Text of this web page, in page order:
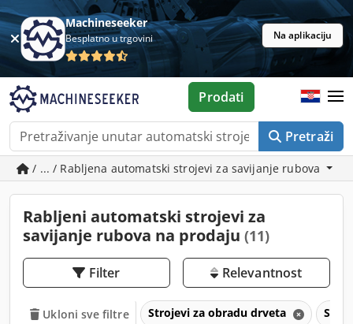
Machineseeker
Besplatno u trgovini Na aplikaciju
Pretraži
Prodati
/ ... / Rabljena automatski strojevi za savijanje rubova
Rabljeni automatski strojevi za
savijanje rubova na prodaju (11)
Filter Relevantnost
Ukloni sve filtre Strojevi za obradu drveta